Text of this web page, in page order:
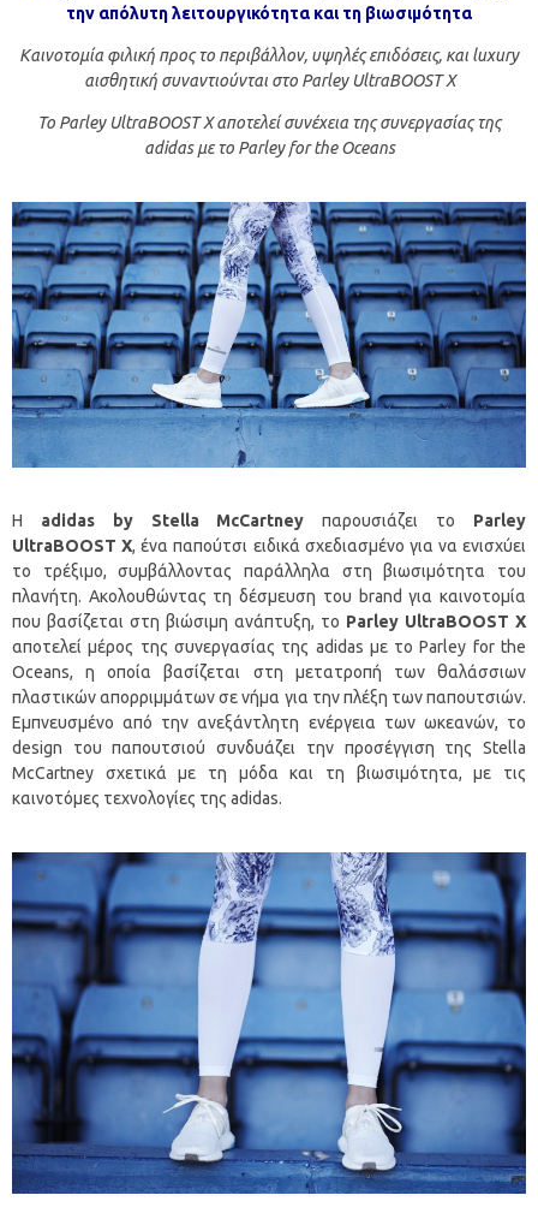
την απόλυτη λειτουργικότητα και τη βιωσιμότητα
Καινοτομία φιλική προς το περιβάλλον, υψηλές επιδόσεις, και luxury
αισθητική συναντιούνται στο Parley UltraBOOST X
To Parley UltraBOOSTXαποτελεί συνέχεια της συνεργασίας της
adidas με το Parley for the Oceans
H adidas by Stella McCartney παρουσιάζει το Parley
UltraBOOST X, ένα παπούτσι ειδικά σχεδιασμένο για να ενισχύει
το τρέξιμο, συμβάλλοντας παράλληλα στη βιωσιμότητα του
πλανήτη. Ακολουθώντας τη δέσμευση του brand για καινοτομία
που βασίζεται στη βιώσιμη ανάπτυξη, το Parley UltraBOOST X
αποτελεί μέρος της συνεργασίας της adidas με το Parley for the
Oceans, η οποία βασίζεται στη μετατροπή των θαλάσσιων
πλαστικών απορριμμάτων σε νήμα για την πλέξη των παπουτσιών.
Εμπνευσμένο από την ανεξάντλητη ενέργεια των ωκεανών, το
design του παπουτσιού συνδυάζει την προσέγγιση της Stella
McCartney σχετικά με τη μόδα και τη βιωσιμότητα, με τις
καινοτόμες τεχνολογίες της adidas.